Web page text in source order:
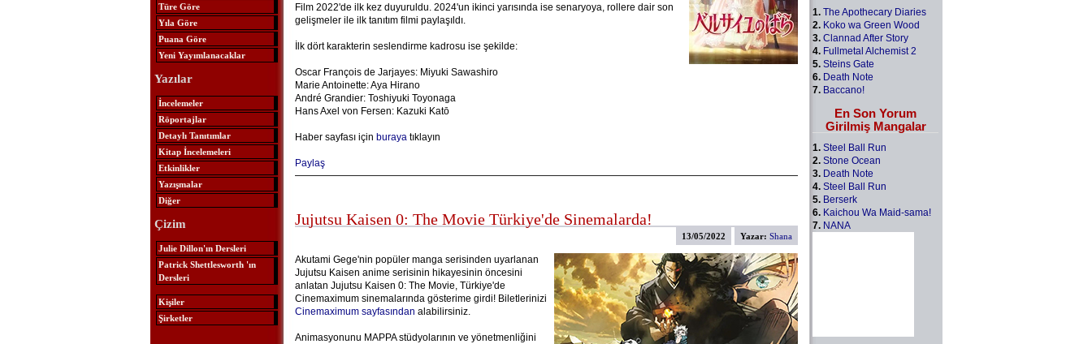
Türe Göre
Yıla Göre
Puana Göre
Yeni Yayımlanacaklar
Yazılar
İncelemeler
Röportajlar
Detaylı Tanıtımlar
Kitap İncelemeleri
Etkinlikler
Yazışmalar
Diğer
Çizim
Julie Dillon'ın Dersleri
Patrick Shettlesworth 'ın
Dersleri
Kişiler
Şirketler
Film 2022'de ilk kez duyuruldu. 2024'un ikinci yarısında ise senaryoya, rollere dair son
gelişmeler ile ilk tanıtım filmi paylaşıldı.
İlk dört karakterin seslendirme kadrosu ise şekilde:
Oscar François de Jarjayes: Miyuki Sawashiro
Marie Antoinette: Aya Hirano
André Grandier: Toshiyuki Toyonaga
Hans Axel von Fersen: Kazuki Katō
Haber sayfası için burayatıklayın
Paylaş
Jujutsu Kaisen 0: The Movie Türkiye'de Sinemalarda!
Yazar: Shana
13/05/2022
Akutami Gege'nin popüler manga serisinden uyarlanan
Jujutsu Kaisen anime serisinin hikayesinin öncesini
anlatan Jujutsu Kaisen 0: The Movie, Türkiye'de
Cinemaximum sinemalarında gösterime girdi! Biletlerinizi
Cinemaximum sayfasından alabilirsiniz.
Animasyonunu MAPPA stüdyolarının ve yönetmenliğini
1. The Apothecary Diaries
2. Koko wa Green Wood
3. Clannad After Story
4. Fullmetal Alchemist 2
5. Steins Gate
6. Death Note
7. Baccano!
En Son Yorum
Girilmiş Mangalar
1. Steel Ball Run
2. Stone Ocean
3. Death Note
4. Steel Ball Run
5. Berserk
6. Kaichou Wa Maid-sama!
7. NANA